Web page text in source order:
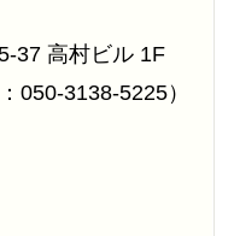
37 高村ビル 1F
050-3138-5225）